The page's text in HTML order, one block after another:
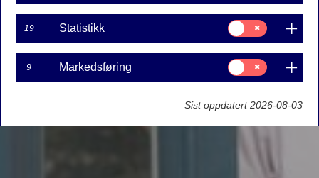
19 Statistikk
Samtykke
til:
Statistikk
9 Markedsføring
Samtykke
til:
Markedsføring
Sist oppdatert 2026-08-03